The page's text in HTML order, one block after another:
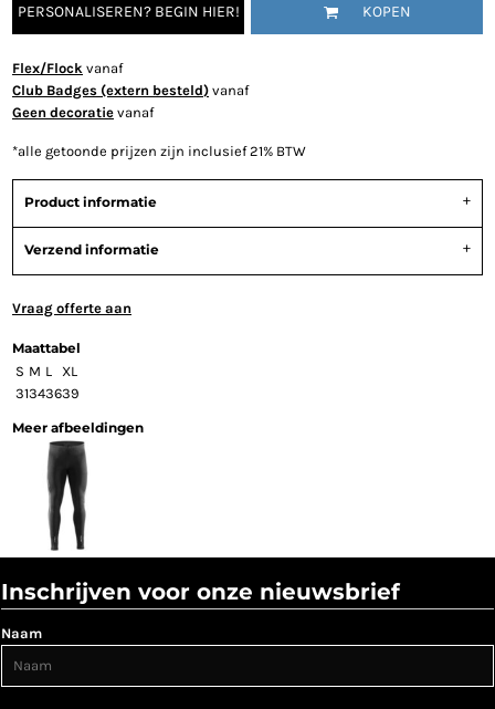
PERSONALISEREN? BEGIN HIER! KOPEN
Flex/Flock vanaf
Club Badges (extern besteld) vanaf
Geen decoratie vanaf
*alle getoonde prijzen zijn inclusief 21% BTW
Product informatie
Verzend informatie
Vraag offerte aan
Maattabel
S M L
XL
31343639
Meer afbeeldingen
Inschrijven voor onze nieuwsbrief
Naam